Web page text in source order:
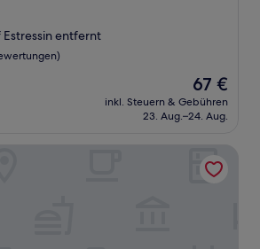
Estressin entfernt
Der
Preis
beträgt
67 €
inkl. Steuern & Gebühren
23. Aug.–24. Aug.